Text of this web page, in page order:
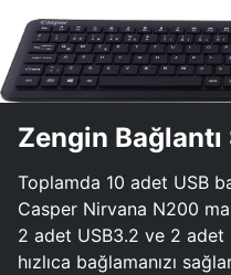
Zengin
Toplamda 10 adet USB
Casper Nirvana N200
2 adet USB3.2 ve 2 adet
hızlıca bağlamanızı